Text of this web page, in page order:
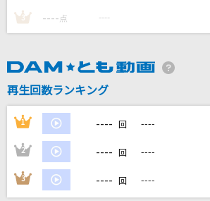
香月あやの
On My Way [オン・マイ・ウェイ]
Alan Walker, Sabrina Carpenter & Farruko
[生音]未来予想図Ⅱ
DREAMS COME TRUE
3 ---- 点 ----
再生回数ランキング
1 ---- 回 ----
2 ---- 回 ----
3 ---- 回 ----